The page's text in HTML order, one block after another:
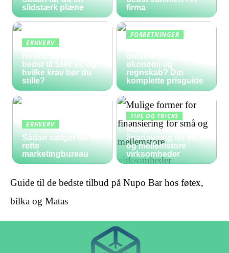
slidstærk plæne
firma
ERHVERV
Hvilket lønsystem er
bedst til SMV’er, og
hvilke krav bør du
stille?
FORRETNINGER
outsourcing af
økonomi og
regnskab? Din
komplette prisguide
ERHVERV
Sådan vælger du det
rette
marketingbureau
TIPS OG TRICKS
Mulige former for
finansiering for små
og mellemstore
virksomheder
Guide til de bedste tilbud på Nupo Bar hos føtex,
bilka og Matas